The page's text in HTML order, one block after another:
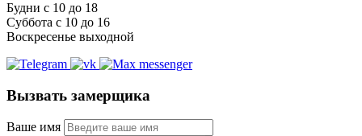
Будни с 10 до 18
Суббота с 10 до 16
Воскресенье выходной
Вызвать замерщика
Ваше имя